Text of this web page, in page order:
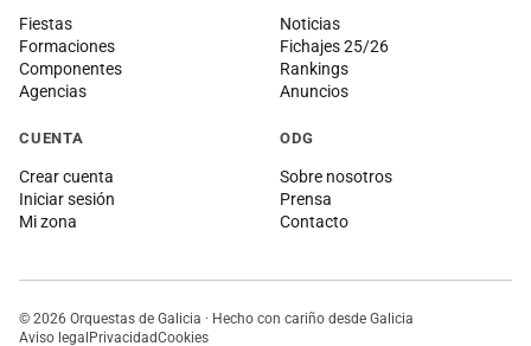
Fiestas
Formaciones
Componentes
Agencias
Noticias
Fichajes 25/26
Rankings
Anuncios
CUENTA
Crear cuenta
Iniciar sesión
Mi zona
ODG
Sobre nosotros
Prensa
Contacto
© 2026 Orquestas de Galicia · Hecho con cariño desde Galicia
Aviso legal PrivacidadCookies